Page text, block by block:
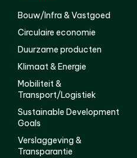
Bouw/Infra & Vastgoed
Circulaire economie
Duurzame producten
Klimaat & Energie
Mobiliteit &
Transport/Logistiek
Sustainable Development
Goals
Verslaggeving &
Transparantie